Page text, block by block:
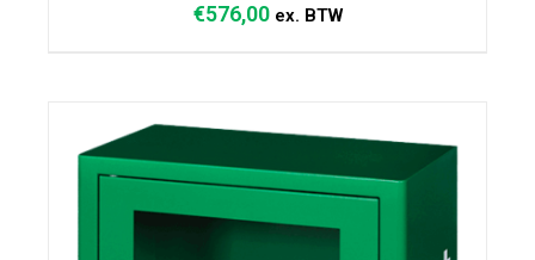
TOEVOEGEN AAN WINKELWAGEN DETAILS
€576,00 ex. BTW